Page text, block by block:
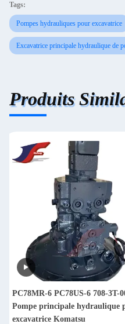
Tags:
Pompes hydrauliques pour excavatrice
Excavatrice principale hydraulique de
Produits
Pompes hydrauliques pour
Komatsu PC60-8 PC70-8 708-
708-3T-00151